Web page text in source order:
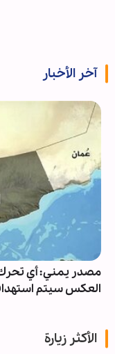
آخر الأخبار
مصدر يمني: أي تحرك
العكس سيتم
الأكثر زيارة